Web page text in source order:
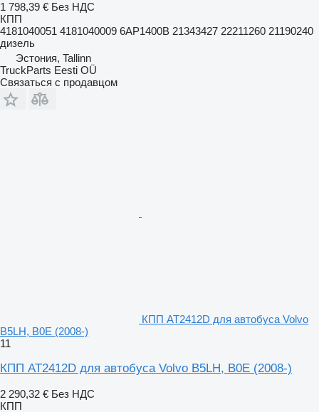
1 798,39 € Без НДС
КПП
4181040051 4181040009 6AP1400B 21343427 22211260 21190240
дизель
Эстония, Tallinn
TruckParts Eesti OÜ
Связаться с продавцом
КПП AT2412D для автобуса Volvo
B5LH, B0E (2008-)
11
КПП AT2412D для автобуса Volvo B5LH, B0E (2008-)
2 290,32 € Без НДС
КПП